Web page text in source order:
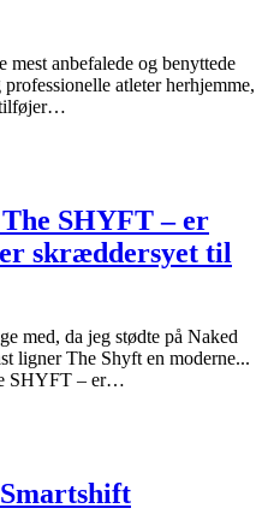
anbefalede og benyttede
atleter herhjemme,
tilføjer…
SHYFT – er
skræddersyet til
med, da jeg stødte på Naked
ligner The Shyft en moderne...
SHYFT – er…